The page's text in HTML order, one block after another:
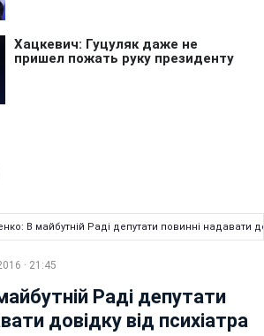
В майбутній Раді депутати повинні надавати
· 21:45
Раді депутати
довідку від психіатра